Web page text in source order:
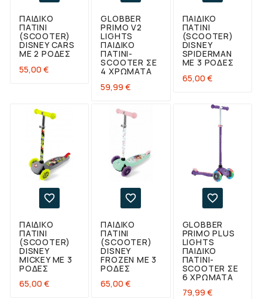
ΠΑΙΔΙΚΌ
ΠΑΤΊΝΙ
(SCOOTER)
DISNEY CARS
ΜΕ 2 ΡΌΔΕΣ
55,00 €
GLOBBER
PRIMO V2
LIGHTS
ΠΑΙΔΙΚΌ
ΠΑΤΊΝΙ-
SCOOTER ΣΕ
4 ΧΡΏΜΑΤΑ
59,99 €
ΠΑΙΔΙΚΌ
ΠΑΤΊΝΙ
(SCOOTER)
DISNEY
SPIDERMAN
ΜΕ 3 ΡΌΔΕΣ
65,00 €

ΠΑΙΔΙΚΌ
ΠΑΤΊΝΙ
(SCOOTER)
DISNEY
MICKEY ΜΕ 3
ΡΌΔΕΣ
65,00 €

ΠΑΙΔΙΚΌ
ΠΑΤΊΝΙ
(SCOOTER)
DISNEY
FROZEN ΜΕ 3
ΡΌΔΕΣ
65,00 €

GLOBBER
PRIMO PLUS
LIGHTS
ΠΑΙΔΙΚΌ
ΠΑΤΊΝΙ-
SCOOTER ΣΕ
6 ΧΡΏΜΑΤΑ
79,99 €